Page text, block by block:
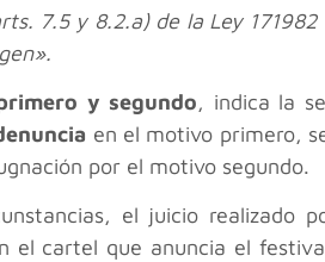
7.5 y 8.2.a) de la Ley
y segundo, indica la
en el motivo primero,
por el motivo segundo.
el juicio
el cartel que anuncia el